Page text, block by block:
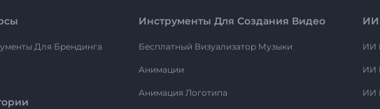
Для Брендинга
Инструменты Для Создания Видео
Бесплатный Визуализатор Музыки
Анимации
Анимация Логотипа
ИИ
ИИ
ИИ
ИИ